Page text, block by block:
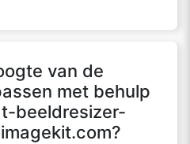
van de
met behulp
beeldresizer-